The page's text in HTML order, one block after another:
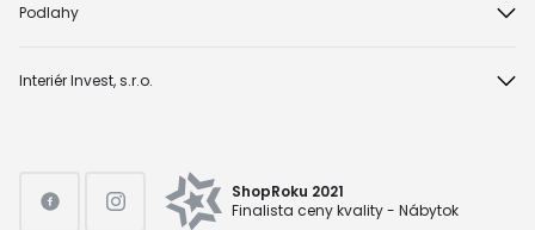
Podlahy
Interiér Invest, s.r.o.
ShopRoku 2021
Finalista ceny kvality - Nábytok